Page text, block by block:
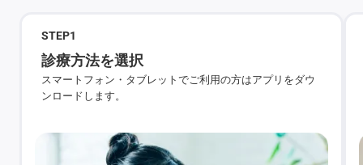
STEP1
診療方法を選択
スマートフォン・タブレットでご利用の方はアプリをダウ
ンロードします。